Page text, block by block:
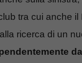
tra cui anche il
ricerca di un